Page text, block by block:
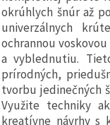
stránky,
zlepšili váš
používateľský
zážitok a s
vaším
súhlasom
analyzovali
návštevnosť
a
zobrazovali
relevantnejší
okrúhlych šnúr až
univerzálnych
ochrannou
a vyblednutiu.
prírodných,
tvorbu jedinečných
Využite techniky
kreatívne návrhy s